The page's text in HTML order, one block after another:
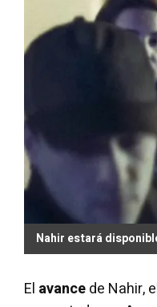
Nahir estará
El avancede Nahir,